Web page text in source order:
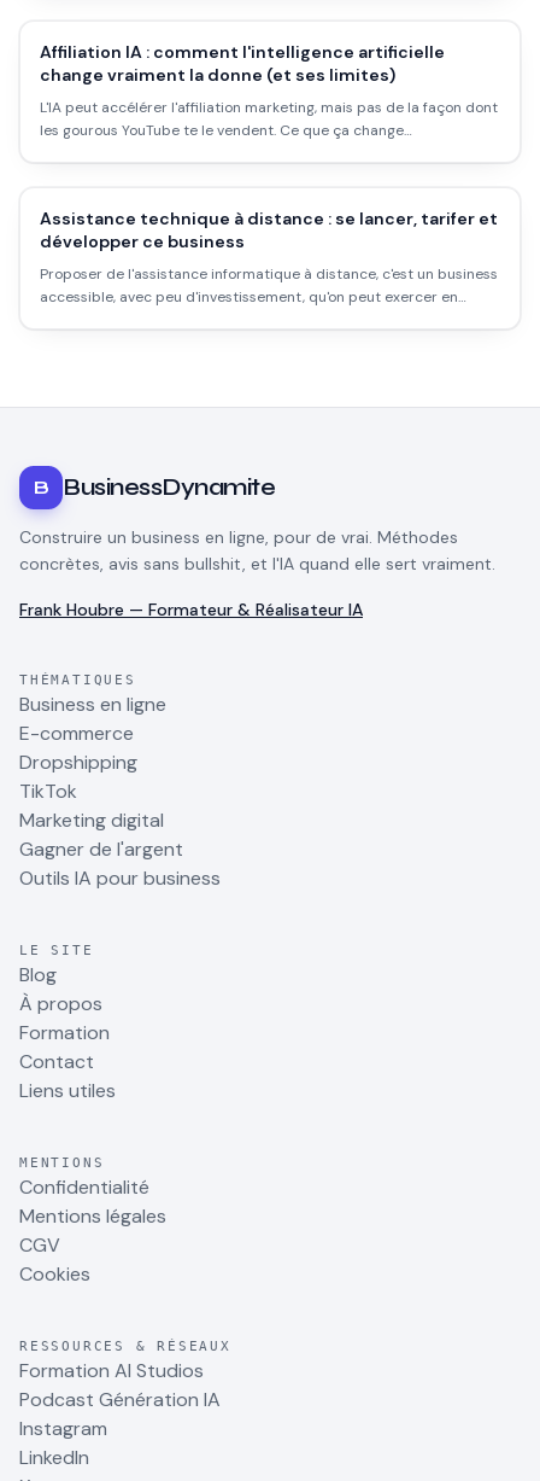
Affiliation IA : comment l'intelligence artificielle
change vraiment la donne (et ses limites)
L'IA peut accélérer l'affiliation marketing, mais pas de la façon dont
les gourous YouTube te le vendent. Ce que ça change
Assistance technique à distance : se lancer, tarifer et
développer ce business
Proposer de l'assistance informatique à distance, c'est un business
accessible, avec peu d'investissement, qu'on peut exercer en
B BusinessDynamite
Construire un business en ligne, pour de vrai. Méthodes
concrètes, avis sans bullshit, et l'IA quand elle sert vraiment.
Frank Houbre — Formateur & Réalisateur IA
THÉMATIQUES
Business en ligne
E-commerce
Dropshipping
TikTok
Marketing digital
Gagner de l'argent
Outils IA pour business
LE SITE
Blog
À propos
Formation
Contact
Liens utiles
MENTIONS
Confidentialité
Mentions légales
CGV
Cookies
RESSOURCES & RÉSEAUX
Formation AI Studios
Podcast Génération IA
Instagram
LinkedIn